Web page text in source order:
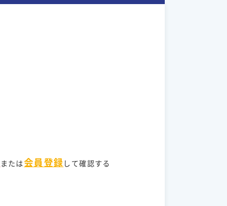
または会員登録 して確認する